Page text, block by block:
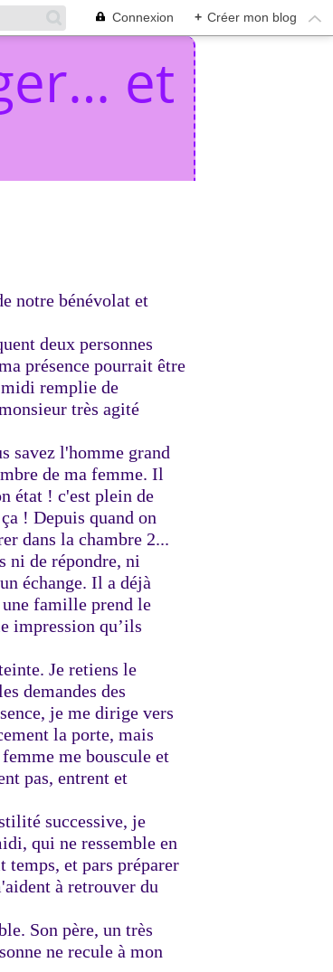
Connexion + Créer mon blog
et
notre bénévolat et
deux personnes
présence pourrait être
remplie de
très agité
savez l'homme grand
de ma femme. Il
état ! c'est plein de
! Depuis quand on
dans la chambre 2...
ni de répondre, ni
échange. Il a déjà
une famille prend le
impression qu’ils
Je retiens le
demandes des
je me dirige vers
la porte, mais
me bouscule et
pas, entrent et
successive, je
qui ne ressemble en
temps, et pars préparer
à retrouver du
Son père, un très
ne recule à mon